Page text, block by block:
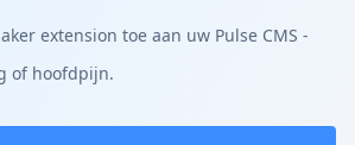
extension toe aan uw Pulse CMS -
of hoofdpijn.